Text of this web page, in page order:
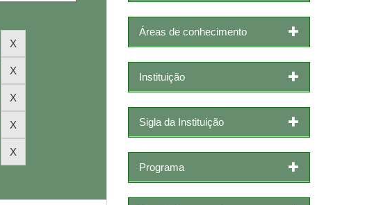
Áreas de conhecimento
Instituição
Sigla da Instituição
Programa